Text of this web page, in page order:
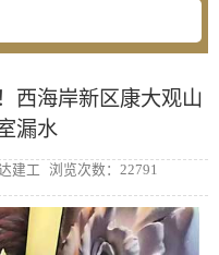
西海岸新区康大观山
漏水
建工 浏览次数：22791